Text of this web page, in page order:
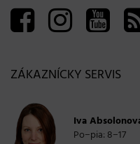
ZÁKAZNÍCKY SERVIS
Iva
Po−pia: 8−17